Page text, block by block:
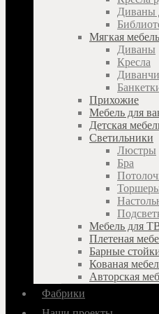
Диваны
Мягкая мебель
Диваны
Кресла
Прихожие
Мебель для
Детская
Светильники
Люстры
Бра
Мебель для
Плетеная
Барные
Кованая
Авторская
Фабрики